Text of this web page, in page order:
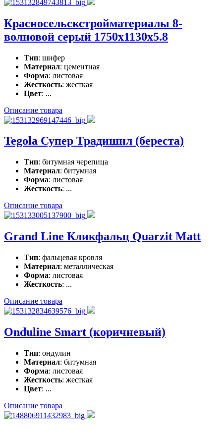
Красносельскстройматериалы 8-
волновой серый 1750x1130x5.8
Тип: шифер
Материал: цементная
Форма: листовая
Жесткость: жесткая
Цвет: ...
Описание товара
Tegola Супер Традишнл (береста)
Тип: битумная черепица
Материал: битумная
Форма: листовая
Жесткость: ...
Описание товара
Grand Line Кликфальц Quarzit Matt
Тип: фальцевая кровля
Материал: металлическая
Форма: листовая
Жесткость: ...
Описание товара
Onduline Smart (коричневый)
Тип: ондулин
Материал: битумная
Форма: листовая
Жесткость: жесткая
Цвет: ...
Описание товара